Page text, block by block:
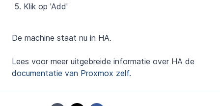
Klik op 'Add'
De machine staat nu in HA.
Lees voor meer uitgebreide informatie over HA de
documentatie van Proxmox zelf.